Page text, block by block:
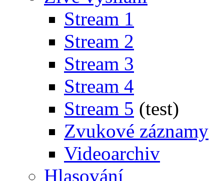
Stream 1
Stream 2
Stream 3
Stream 4
Stream 5 (test)
Zvukové záznamy
Videoarchiv
Hlasování